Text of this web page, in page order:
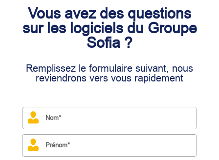
Vous avez des questions
sur les logiciels du Groupe
Sofia ?
Remplissez le formulaire suivant, nous
reviendrons vers vous rapidement